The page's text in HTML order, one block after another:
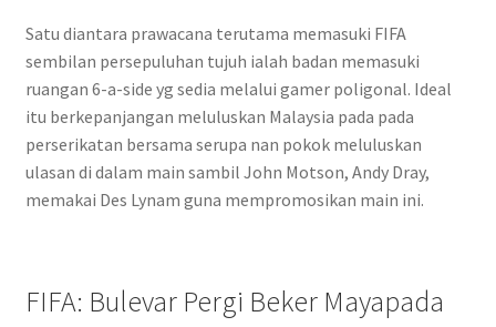
Satu diantara prawacana terutama memasuki FIFA
sembilan persepuluhan tujuh ialah badan memasuki
ruangan 6-a-side yg sedia melalui gamer poligonal. Ideal
itu berkepanjangan meluluskan Malaysia pada pada
perserikatan bersama serupa nan pokok meluluskan
ulasan di dalam main sambil John Motson, Andy Dray,
memakai Des Lynam guna mempromosikan main ini.
FIFA: Bulevar Pergi Beker Mayapada